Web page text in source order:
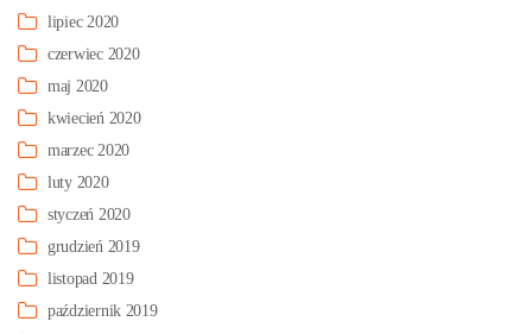
lipiec 2020
czerwiec 2020
maj 2020
kwiecień 2020
marzec 2020
luty 2020
styczeń 2020
grudzień 2019
listopad 2019
październik 2019